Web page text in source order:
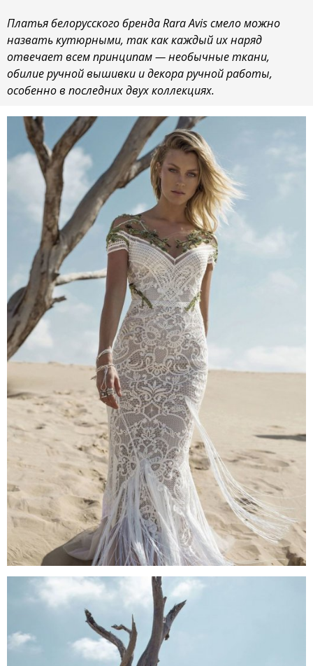
Платья белорусского бренда Rara Avis смело можно
назвать кутюрными, так как каждый их наряд
отвечает всем принципам — необычные ткани,
обилие ручной вышивки и декора ручной работы,
особенно в последних двух коллекциях.